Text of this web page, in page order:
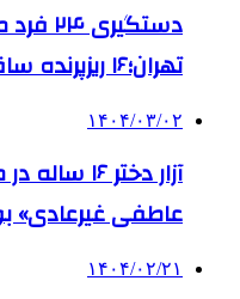
تهران؛۱۶ ریزپرنده ساقط شد
۱۴۰۴/۰۳/۰۲
آزار دختر
عاطفی غیرعادی»
۱۴۰۴/۰۲/۲۱